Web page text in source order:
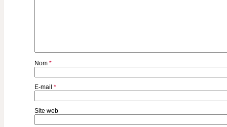
Nom *
E-mail *
Site web